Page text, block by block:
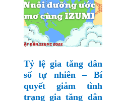
Tỷ lệ gia tăng dân
số tự nhiên – Bí
quyết giảm tình
trạng gia tăng dân